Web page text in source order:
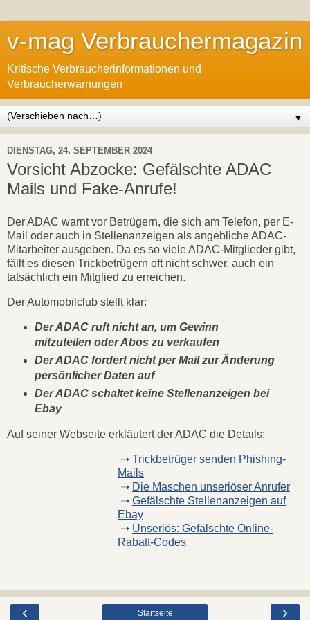
v-mag Verbrauchermagazin
Kritische Verbraucherinformationen und
Verbraucherwarnungen
▼
DIENSTAG, 24. SEPTEMBER 2024
Vorsicht Abzocke: Gefälschte ADAC
Mails und Fake-Anrufe!
Der ADAC warnt vor Betrügern, die sich am Telefon, per E-
Mail oder auch in Stellenanzeigen als angebliche ADAC-
Mitarbeiter ausgeben. Da es so viele ADAC-Mitglieder gibt,
fällt es diesen Trickbetrügern oft nicht schwer, auch ein
tatsächlich ein Mitglied zu erreichen.
Der Automobilclub stellt klar:
Der ADAC ruft nicht an, um Gewinn
mitzuteilen oder Abos zu verkaufen
Der ADAC fordert nicht per Mail zur Änderung
persönlicher Daten auf
Der ADAC schaltet keine Stellenanzeigen bei
Ebay
Auf seiner Webseite erkläutert der ADAC die Details:
➝ Trickbetrüger senden Phishing-
Mails
➝ Die Maschen unseriöser Anrufer
➝ Gefälschte Stellenanzeigen auf
Ebay
➝ Unseriös: Gefälschte Online-
Rabatt-Codes
‹ ›
Startseite